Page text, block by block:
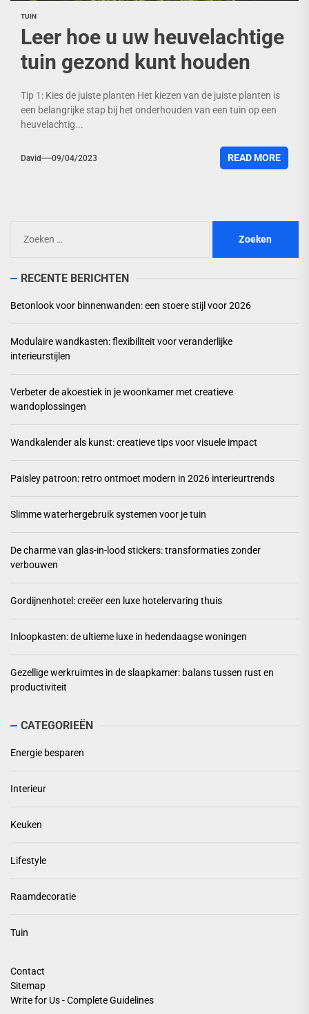
TUIN
Leer hoe u uw heuvelachtige
tuin gezond kunt houden
Tip 1: Kies de juiste planten Het kiezen van de juiste planten is
een belangrijke stap bij het onderhouden van een tuin op een
heuvelachtig...
David 09/04/2023 READ MORE
naar:
RECENTE BERICHTEN
Betonlook voor binnenwanden: een stoere stijl voor 2026
Modulaire wandkasten: flexibiliteit voor veranderlijke
interieurstijlen
Verbeter de akoestiek in je woonkamer met creatieve
wandoplossingen
Wandkalender als kunst: creatieve tips voor visuele impact
Paisley patroon: retro ontmoet modern in 2026 interieurtrends
Slimme waterhergebruik systemen voor je tuin
De charme van glas-in-lood stickers: transformaties zonder
verbouwen
Gordijnenhotel: creëer een luxe hotelervaring thuis
Inloopkasten: de ultieme luxe in hedendaagse woningen
Gezellige werkruimtes in de slaapkamer: balans tussen rust en
productiviteit
CATEGORIEËN
Energie besparen
Interieur
Keuken
Lifestyle
Raamdecoratie
Tuin
Contact
Sitemap
Write for Us - Complete Guidelines